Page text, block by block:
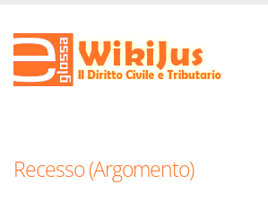
Recesso (Argomento)